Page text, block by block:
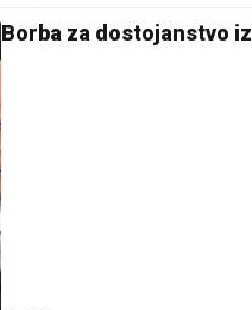
Borba za dostojanstvo